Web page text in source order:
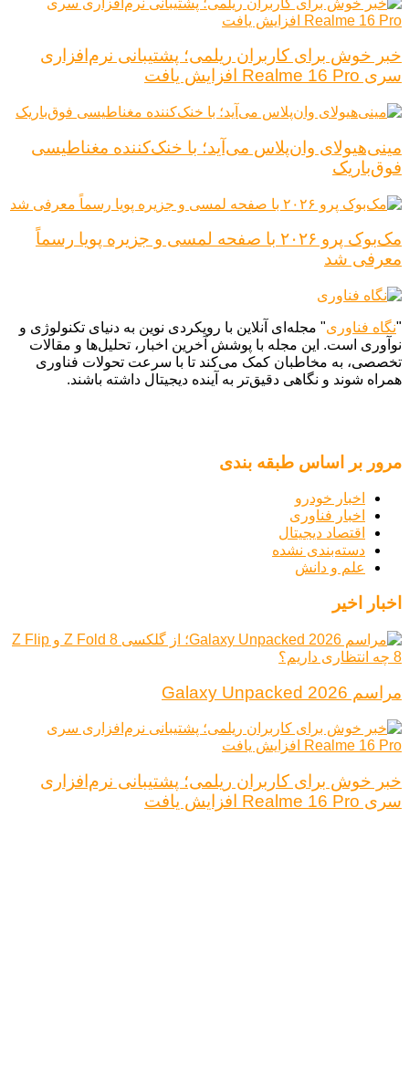
خبر خوش برای کاربران ریلمی؛ پشتیبانی نرم‌افزاری
سری Realme 16 Pro افزایش یافت
مینی‌هیولای وان‌پلاس می‌آید؛ با خنک‌کننده مغناطیسی
فوق‌باریک
مک‌بوک پرو ۲۰۲۶ با صفحه لمسی و جزیره پویا رسماً
معرفی شد
"نگاه فناوری" مجله‌ای آنلاین با رویکردی نوین به دنیای تکنولوژی و
نوآوری است. این مجله با پوشش آخرین اخبار، تحلیل‌ها و مقالات
تخصصی، به مخاطبان کمک می‌کند تا با سرعت تحولات فناوری
همراه شوند و نگاهی دقیق‌تر به آینده دیجیتال داشته باشند.
مرور بر اساس طبقه بندی
اخبار خودرو
اخبار فناوری
اقتصاد دیجیتال
دسته‌بندی نشده
علم و دانش
اخبار اخیر
مراسم Galaxy Unpacked 2026
خبر خوش برای کاربران ریلمی؛ پشتیبانی نرم‌افزاری
سری Realme 16 Pro افزایش یافت